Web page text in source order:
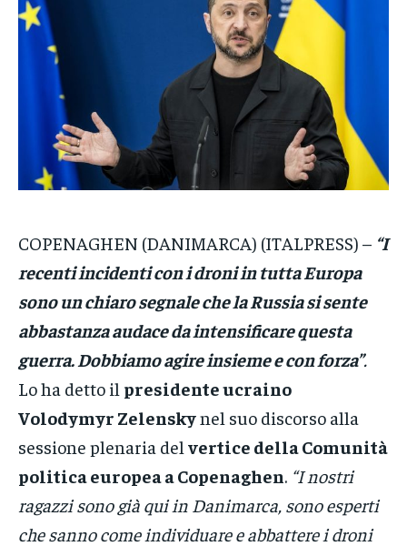
SPORT
GRUPPO
VENETO
POLITICA
ECONOMIA
SPORT
GRUPPO
VENETO
POLITICA
ECONOMIA
SPORT
GRUPPO
COPENAGHEN (DANIMARCA) (ITALPRESS) – “I
recenti incidenti con i droni in tutta Europa
sono un chiaro segnale che la Russia si sente
abbastanza audace da intensificare questa
guerra. Dobbiamo agire insieme e con forza”.
Lo ha detto il presidente ucraino
Volodymyr Zelenskynel suo discorso alla
sessione plenaria del vertice della Comunità
politica europea a Copenaghen. “I nostri
ragazzi sono già qui in Danimarca, sono esperti
che sanno come individuare e abbattere i droni